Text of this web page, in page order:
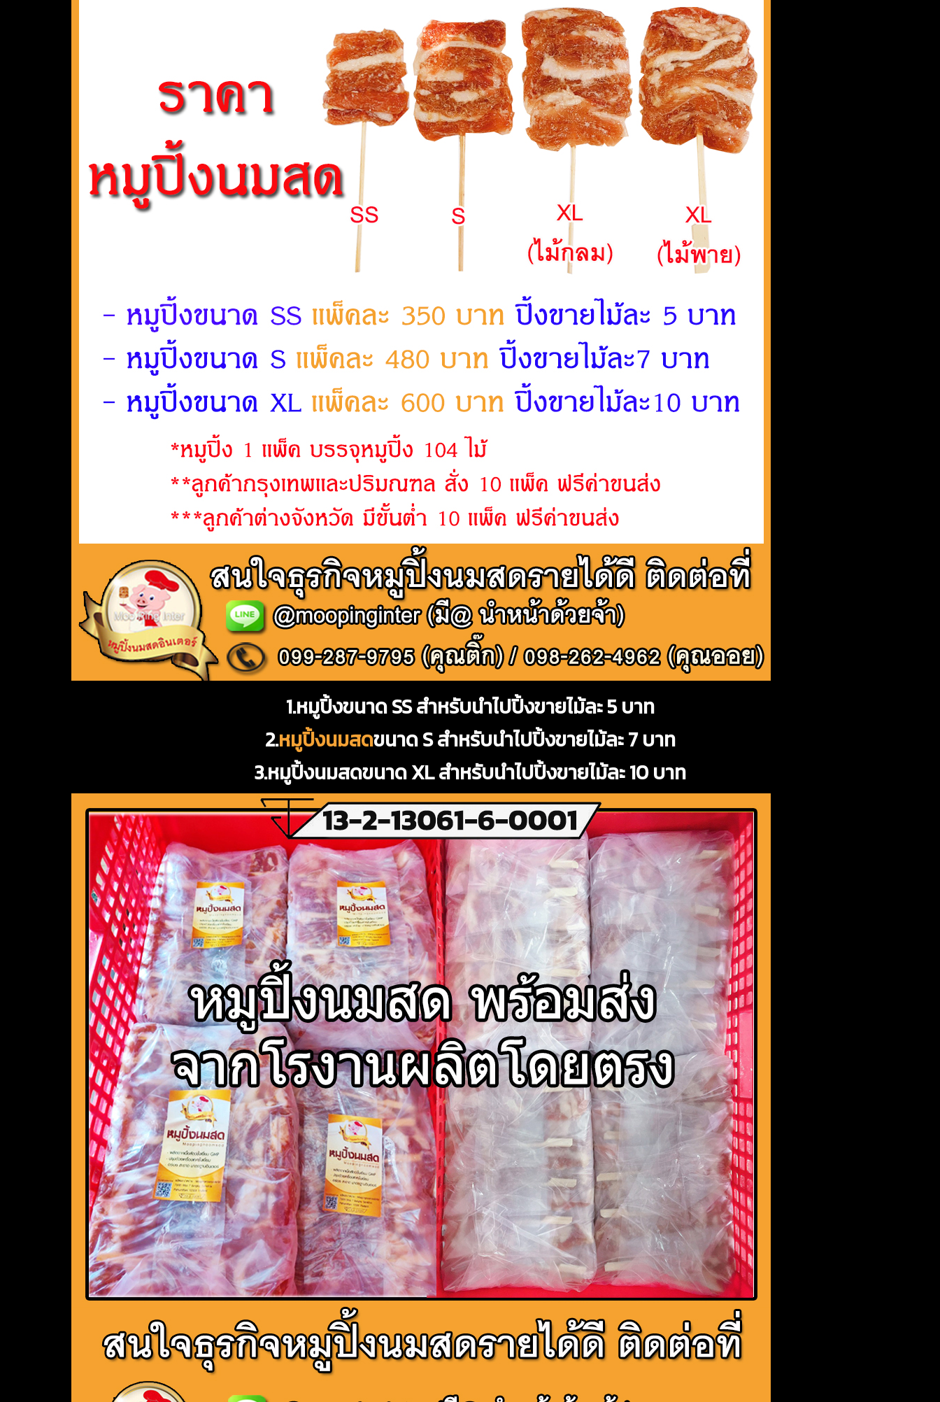
1.หมูปิ้งขนาด SS สำหรับนำไปปิ้งขายไม้ละ 5 บาท
2.หมูปิ้งนมสดขนาด S สำหรับนำไปปิ้งขายไม้ละ 7 บาท
3.หมูปิ้งนมสดขนาด XL สำหรับนำไปปิ้งขายไม้ละ 10 บาท